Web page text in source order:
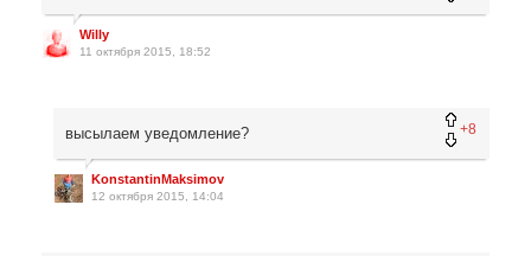
Willy
11 октября 2015, 18:52
+8
высылаем уведомление?
KonstantinMaksimov
12 октября 2015, 14:04